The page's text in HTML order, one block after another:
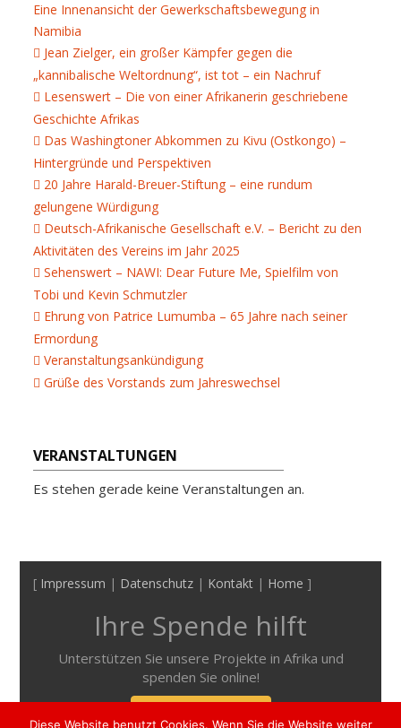
Eine Innenansicht der Gewerkschaftsbewegung in
Namibia
Jean Zielger, ein großer Kämpfer gegen die
„kannibalische Weltordnung“, ist tot – ein Nachruf
Lesenswert – Die von einer Afrikanerin geschriebene
Geschichte Afrikas
Das Washingtoner Abkommen zu Kivu (Ostkongo) –
Hintergründe und Perspektiven
20 Jahre Harald-Breuer-Stiftung – eine rundum
gelungene Würdigung
Deutsch-Afrikanische Gesellschaft e.V. – Bericht zu den
Aktivitäten des Vereins im Jahr 2025
Sehenswert – NAWI: Dear Future Me, Spielfilm von
Tobi und Kevin Schmutzler
Ehrung von Patrice Lumumba – 65 Jahre nach seiner
Ermordung
Veranstaltungsankündigung
Grüße des Vorstands zum Jahreswechsel
VERANSTALTUNGEN
Es stehen gerade keine Veranstaltungen an.
[ Impressum | Datenschutz | Kontakt | Home ]
Ihre Spende hilft
Unterstützen Sie unsere Projekte in Afrika und
spenden Sie online!
Diese Website benutzt Cookies. Wenn Sie die Website weiter